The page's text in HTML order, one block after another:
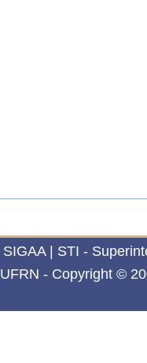
SIGAA | STI -
UFRN - Copyright ©